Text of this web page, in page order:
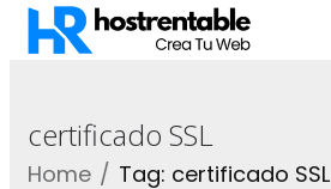
certificado SSL
Home Tag: certificado SSL